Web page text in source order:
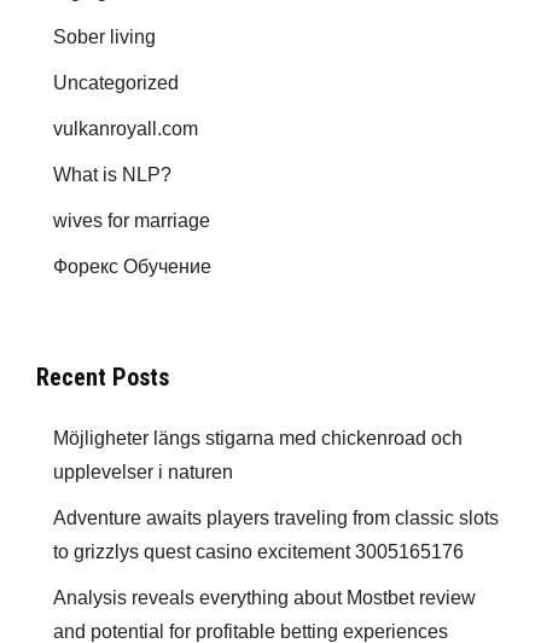
Sober living
Uncategorized
vulkanroyall.com
What is NLP?
wives for marriage
Форекс Обучение
Recent Posts
Möjligheter längs stigarna med chickenroad och
upplevelser i naturen
Adventure awaits players traveling from classic slots
to grizzlys quest casino excitement 3005165176
Analysis reveals everything about Mostbet review
and potential for profitable betting experiences